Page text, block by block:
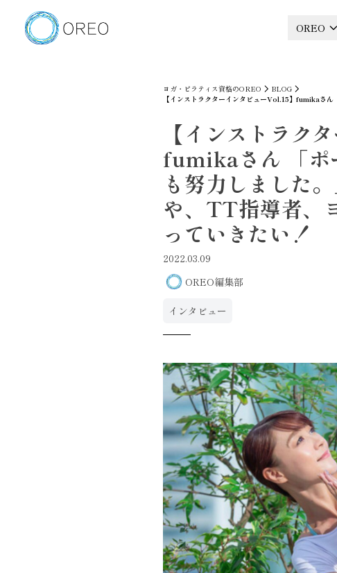
OREO
ヨガ・ピラティス資格のOREO
BLOG
【インストラクターインタビューVol.15】fumikaさ
【インストラク
fumikaさん 「ポ
も努力しました
や、TT指導者、
っていきたい！
2022.03.09
OREO編集部
インタビュー